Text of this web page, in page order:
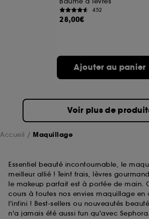
452
28,00€
Ajouter au panier
Voir plus de
Accueil Maquillage
Essentiel beauté incontournable, le
meilleur allié ! Teint frais, lèvres
le makeup parfait est à portée de main.
cours à toutes nos envies maquillage en
l'infini ! Best-sellers ou nouveautés
n'a jamais été aussi fun qu'avec Sephora.
A l'exception des cookies techniques,
choix" ci-dessous ou décider de "tout
Sephora pourra associer les
navigation collectées par ces Cookies,
sur "continuer sans accepter". Voous
moment choisir de retirer votrte
souhaitez obtenir plus d'information sur